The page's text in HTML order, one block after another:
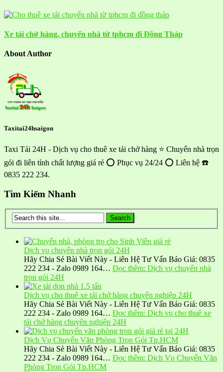
Xe tải chở hàng, chuyển nhà từ tphcm đi Đồng Tháp
About Author
Taxitai24hsaigon
Taxi Tải 24H - Dịch vụ cho thuê xe tải chở hàng ⭐ Chuyển nhà trọn
gói đi liên tỉnh chất lượng giá rẻ ⭕ Phục vụ 24/24 ⭕ Liên hệ ☎️
0835 222 234.
Tìm Kiếm Nhanh
Dịch vụ chuyển nhà trọn gói 24H
Hãy Chia Sẻ Bài Viết Này - Liên Hệ Tư Vấn Báo Giá: 0835
222 234 - Zalo 0989 164… Đọc thêm: Dịch vụ chuyển nhà
trọn gói 24H
Dịch vụ cho thuê xe tải chở hàng chuyên nghiệp 24H
Hãy Chia Sẻ Bài Viết Này - Liên Hệ Tư Vấn Báo Giá: 0835
222 234 - Zalo 0989 164… Đọc thêm: Dịch vụ cho thuê xe
tải chở hàng chuyên nghiệp 24H
Dịch Vụ Chuyển Văn Phòng Trọn Gói Tp.HCM
Hãy Chia Sẻ Bài Viết Này - Liên Hệ Tư Vấn Báo Giá: 0835
222 234 - Zalo 0989 164… Đọc thêm: Dịch Vụ Chuyển Văn
Phòng Trọn Gói Tp.HCM